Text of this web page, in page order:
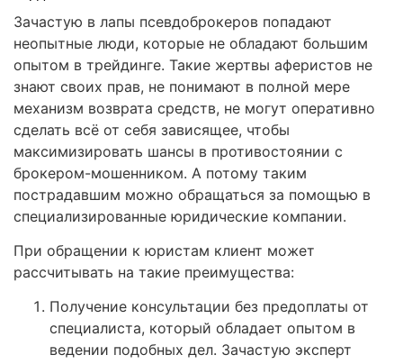
Зачастую в лапы псевдоброкеров попадают
неопытные люди, которые не обладают большим
опытом в трейдинге. Такие жертвы аферистов не
знают своих прав, не понимают в полной мере
механизм возврата средств, не могут оперативно
сделать всё от себя зависящее, чтобы
максимизировать шансы в противостоянии с
брокером-мошенником. А потому таким
пострадавшим можно обращаться за помощью в
специализированные юридические компании.
При обращении к юристам клиент может
рассчитывать на такие преимущества:
Получение консультации без предоплаты от
специалиста, который обладает опытом в
ведении подобных дел. Зачастую эксперт